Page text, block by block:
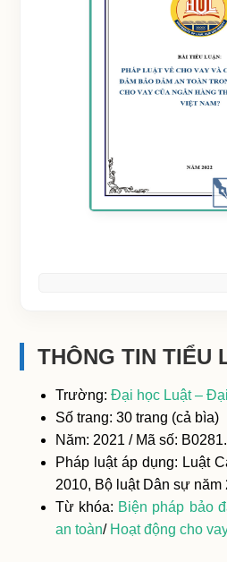
THÔNG TIN TIỂU
Trường:Đại học Luật –
Số trang: 30 trang (cả bìa)
Năm: 2021 / Mã số: B0281.
Pháp luật áp dụng: Luật
2010, Bộ luật Dân sự năm
Từ khóa: Biện pháp bảo
an toàn/ Hoạt động cho